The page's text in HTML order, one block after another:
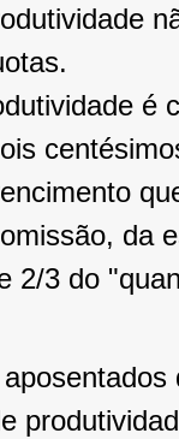
é
da
2/3 do